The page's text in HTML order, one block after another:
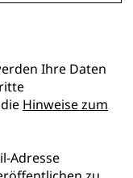
Ihre Daten
Hinweise zum
Adresse